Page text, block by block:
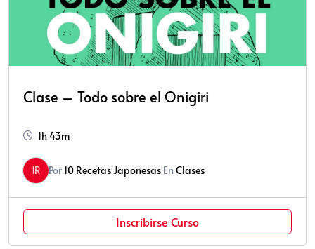
Clase – Todo sobre el Onigiri
1h 43m
1R Por 10 Recetas Japonesas En Clases
Inscribirse Curso